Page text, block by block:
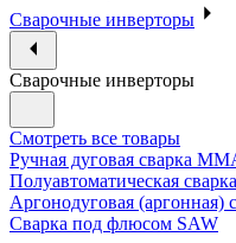
Сварочные инверторы
Сварочные инверторы
Смотреть все товары
Ручная дуговая сварка
Полуавтоматическая
Аргонодуговая (аргонная)
Сварка под флюсом SAW